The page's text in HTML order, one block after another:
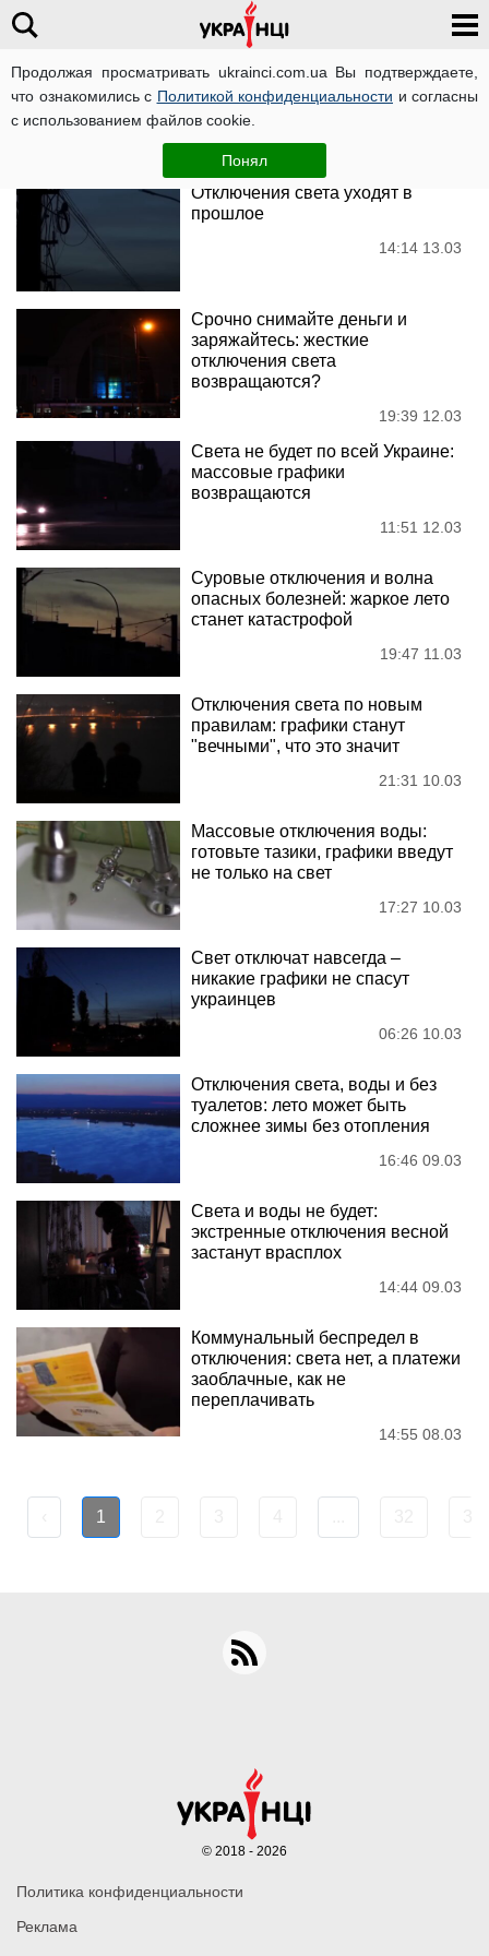
Продолжая просматривать ukrainci.com.ua Вы подтверждаете,
что ознакомились с Политикой конфиденциальности и согласны
с использованием файлов cookie.
Понял
Отключения света
Отключения света уходят в
прошлое
14:14 13.03
Срочно снимайте деньги и
заряжайтесь: жесткие
отключения света
возвращаются?
19:39 12.03
Света не будет по всей Украине:
массовые графики
возвращаются
11:51 12.03
Суровые отключения и волна
опасных болезней: жаркое лето
станет катастрофой
19:47 11.03
Отключения света по новым
правилам: графики станут
"вечными", что это значит
21:31 10.03
Массовые отключения воды:
готовьте тазики, графики введут
не только на свет
17:27 10.03
Свет отключат навсегда –
никакие графики не спасут
украинцев
06:26 10.03
Отключения света, воды и без
туалетов: лето может быть
сложнее зимы без отопления
16:46 09.03
Света и воды не будет:
экстренные отключения весной
застанут врасплох
14:44 09.03
Коммунальный беспредел в
отключения: света нет, а платежи
заоблачные, как не
переплачивать
14:55 08.03
1
Политика конфиденциальности
Реклама
© 2018 - 2026